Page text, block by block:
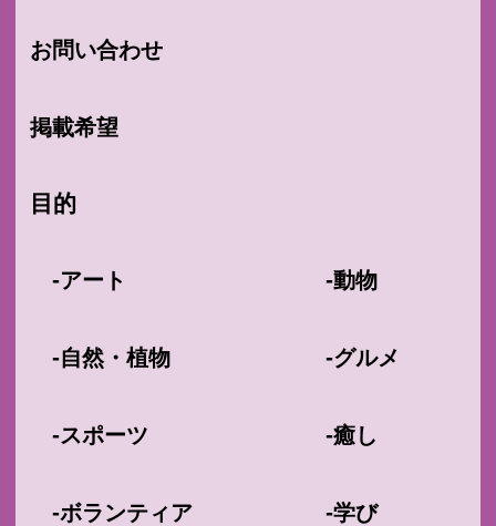
お問い合わせ
掲載希望
目的
-アート
-自然・植物
-スポーツ
-ボランティア
-動物
-グルメ
-癒し
-学び